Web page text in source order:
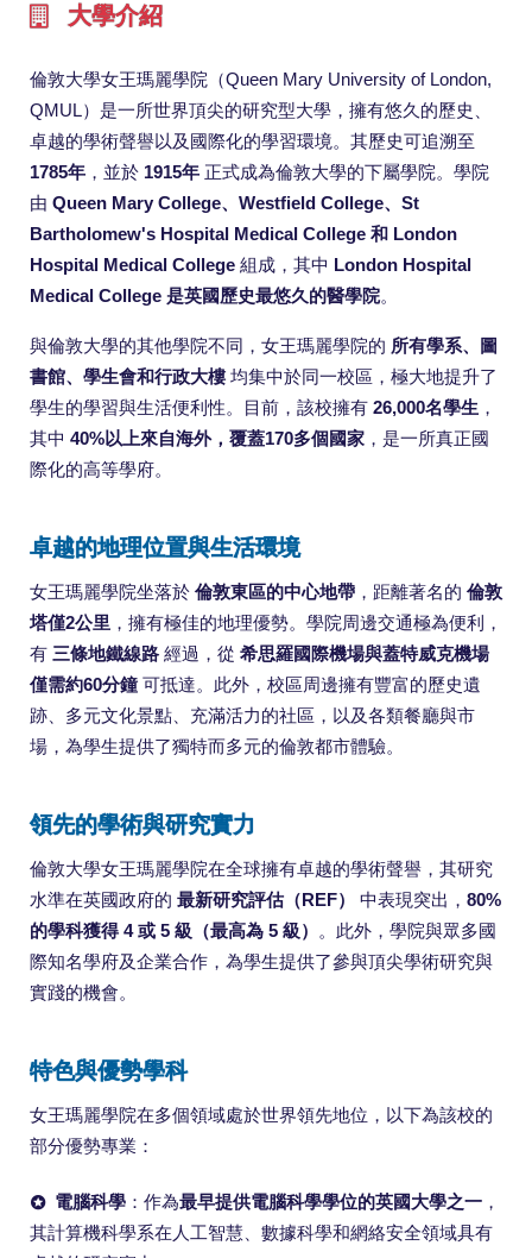
大學介紹
倫敦大學女王瑪麗學院（Queen Mary University of London,
QMUL）是一所世界頂尖的研究型大學，擁有悠久的歷史、
卓越的學術聲譽以及國際化的學習環境。其歷史可追溯至
1785年 ，並於 1915年 正式成為倫敦大學的下屬學院。學院
由 Queen Mary College、Westfield College、St
Bartholomew's Hospital Medical College 和 London
Hospital Medical College 組成，其中 London Hospital
Medical College 是英國歷史最悠久的醫學院。
與倫敦大學的其他學院不同，女王瑪麗學院的 所有學系、圖
書館、學生會和行政大樓 均集中於同一校區，極大地提升了
學生的學習與生活便利性。目前，該校擁有 26,000名學生 ，
其中 40%以上來自海外，覆蓋170多個國家 ，是一所真正國
際化的高等學府。
卓越的地理位置與生活環境
女王瑪麗學院坐落於 倫敦東區的中心地帶 ，距離著名的 倫敦
塔僅2公里 ，擁有極佳的地理優勢。學院周邊交通極為便利，
有 三條地鐵線路 經過，從 希思羅國際機場與蓋特威克機場
僅需約60分鐘 可抵達。此外，校區周邊擁有豐富的歷史遺
跡、多元文化景點、充滿活力的社區，以及各類餐廳與市
場，為學生提供了獨特而多元的倫敦都市體驗。
領先的學術與研究實力
倫敦大學女王瑪麗學院在全球擁有卓越的學術聲譽，其研究
水準在英國政府的 最新研究評估（REF） 中表現突出， 80%
的學科獲得 4 或 5 級（最高為 5 級）
。此外，學院與眾多國
際知名學府及企業合作，為學生提供了參與頂尖學術研究與
實踐的機會。
特色與優勢學科
女王瑪麗學院在多個領域處於世界領先地位，以下為該校的
部分優勢專業：
電腦科學：作為最早提供電腦科學學位的英國大學之一，
其計算機科學系在人工智慧、數據科學和網絡安全領域具有